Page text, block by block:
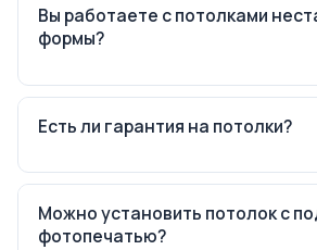
Вы работаете с потолками
формы?
Есть ли гарантия на потолки?
Можно установить потолок с
фотопечатью?